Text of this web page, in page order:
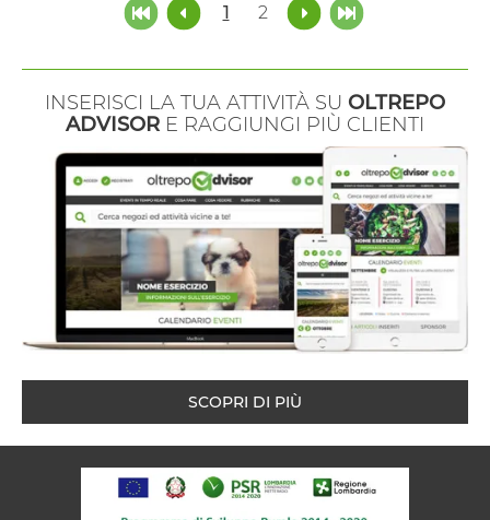
1 2
INSERISCI LA TUA ATTIVITÀ SU OLTREPO
ADVISOR E RAGGIUNGI PIÙ CLIENTI
SCOPRI DI PIÙ